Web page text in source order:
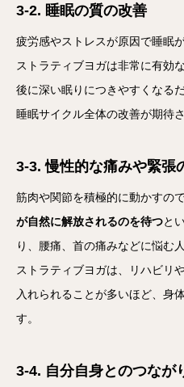
3-2. 睡眠の質の改善
疲労感やストレスが原因で睡眠
ストラティブヨガは非常に有効
後に深い眠りにつきやすくなる
睡眠サイクル全体の改善が期待さ
3-3. 慢性的な痛みや緊張
筋肉や関節を積極的に動かすので
が自然に解放されるのを待つと
り、腰痛、首の痛みなどに悩む
ストラティブヨガは、リハビリ
入れられることが多いほど、身
す。
3-4. 自分自身とのつなが